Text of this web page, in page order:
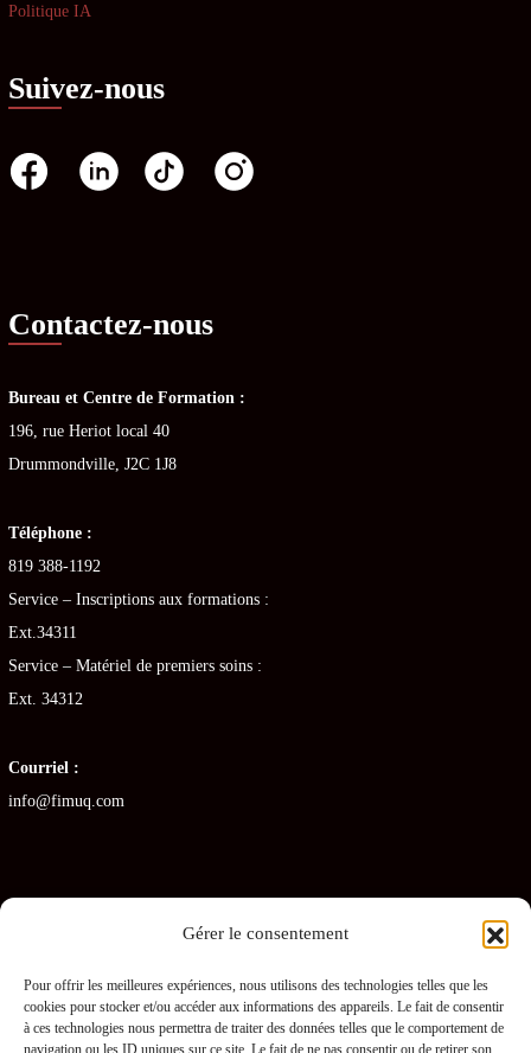
Gérer le consentement
Pour offrir les meilleures expériences, nous utilisons des technologies telles que les
cookies pour stocker et/ou accéder aux informations des appareils. Le fait de consentir
à ces technologies nous permettra de traiter des données telles que le comportement de
navigation ou les ID uniques sur ce site. Le fait de ne pas consentir ou de retirer son
Politique IA
Suivez-nous
Contactez-nous
Bureau et Centre de Formation :
196, rue Heriot local 40
Drummondville, J2C 1J8
Téléphone :
819 388-1192
Service – Inscriptions aux formations :
Ext.34311
Service – Matériel de premiers soins :
Ext. 34312
Courriel :
info@fimuq.com
Articles récents
Combiner la RCR et la PDSB : une formation gagnante pour les CHSLD